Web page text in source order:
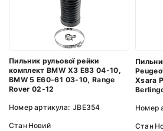
Пильник рульової рейки
комплект BMW X3 E83 04-10,
BMW 5 E60-61 03-10, Range
Rover 02-12
Номер артикула: JBE354
Стан Новий
Xsara
Номер
Стан